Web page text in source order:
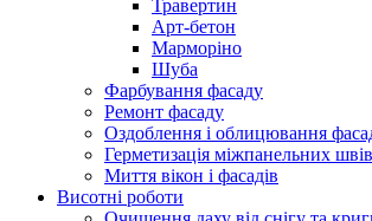
Травертин
Арт-бетон
Марморіно
Шуба
Фарбування фасаду
Ремонт фасаду
Оздоблення і облицювання
Герметизація міжпанельних швів
Миття вікон і фасадів
Висотні роботи